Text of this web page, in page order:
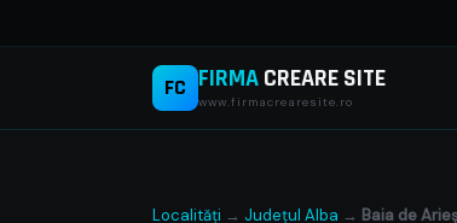
FC FIRMACREARE SITE
www.firmacrearesite.ro
Localități → Județul Alba → Baia de